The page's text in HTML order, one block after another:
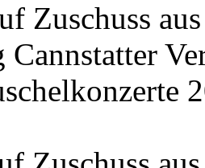
Zuschuss